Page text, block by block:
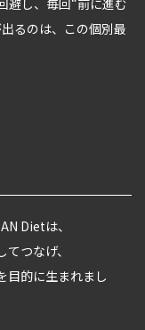
るのは、この個別最
Dietは、
つなげ、
目的に生まれまし